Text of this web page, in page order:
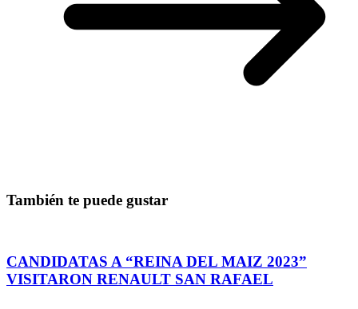
También te puede gustar
CANDIDATAS A “REINA DEL MAIZ 2023”
VISITARON RENAULT SAN RAFAEL